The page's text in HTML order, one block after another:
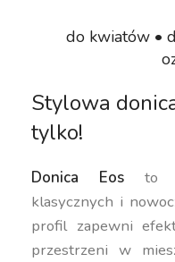
do kwiatów •
Stylowa
tylko!
Donica Eos to
klasycznych i
profil zapewni
przestrzeni w